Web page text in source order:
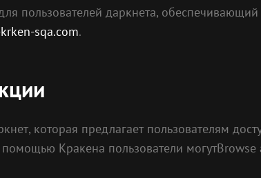
пользователей даркнета,
sqa.com.
которая предлагает пользователям
Кракена пользователи